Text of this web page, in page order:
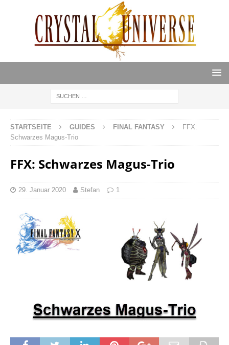
STARTSEITE GUIDES FINAL FANTASY
FFX:
Schwarzes Magus-Trio
FFX: Schwarzes Magus-Trio
29. Januar 2020 Stefan 1